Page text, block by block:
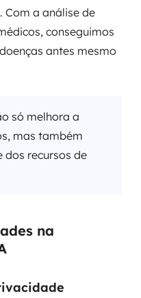
a análise de
conseguimos
antes mesmo
só melhora a
mas também
dos recursos de
na